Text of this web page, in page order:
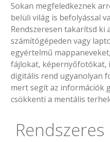
Sokan megfeledkeznek
belüli világ is befolyással
Rendszeresen takarítsd ki
számítógépeden vagy
egyértelmű
fájlokat, képernyőfotókat,
digitális rend ugyanolyan
mert segít az információk
csökkenti a mentális
Rendszeres